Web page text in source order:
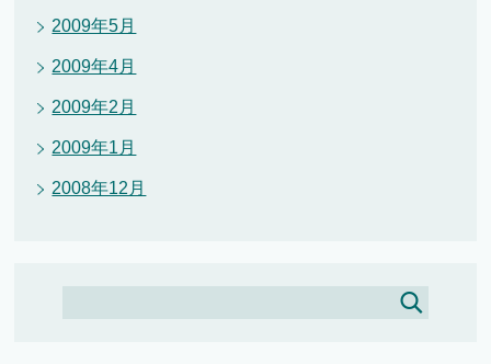
2009年5月
2009年4月
2009年2月
2009年1月
2008年12月